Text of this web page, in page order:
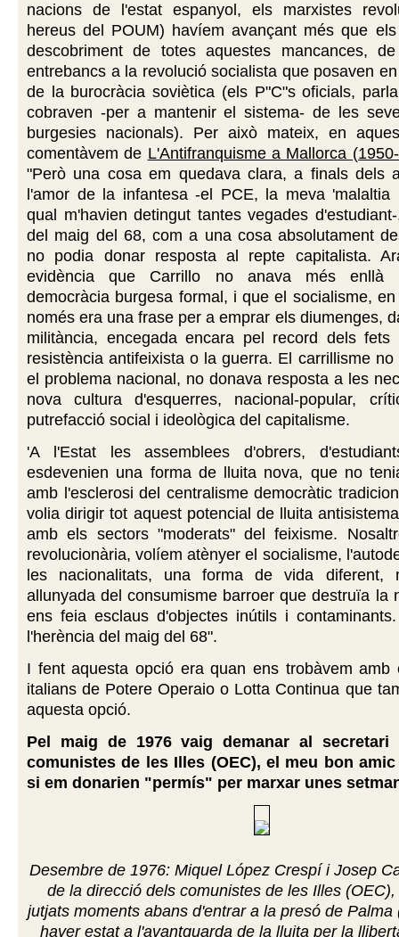
nacions de l'estat espanyol, els marxistes
hereus del POUM) havíem avançant més que
descobriment de totes aquestes mancances,
entrebancs a la revolució socialista que posaven
de la burocràcia soviètica (els P"C"s oficials,
cobraven -per a mantenir el sistema- de les
burgesies nacionals). Per això mateix, en
comentàvem de L'Antifranquisme a Mallorca
"Però una cosa em quedava clara, a finals dels
l'amor de la infantesa -el PCE, la meva 'malaltia
qual m'havien detingut tantes vegades
del maig del 68, com a una cosa absolutament
no podia donar resposta al repte capitalista.
evidència que Carrillo no anava més enllà
democràcia burgesa formal, i que el socialisme,
només era una frase per a emprar els diumenges,
militància, encegada encara pel record dels
resistència antifeixista o la guerra. El carrillisme no
el problema nacional, no donava resposta a les
nova cultura d'esquerres, nacional-popular,
putrefacció social i ideològica del capitalisme.
'A l'Estat les assemblees d'obrers,
esdevenien una forma de lluita nova, que no
amb l'esclerosi del centralisme democràtic
volia dirigir tot aquest potencial de lluita
amb els sectors "moderats" del feixisme.
revolucionària, volíem atènyer el socialisme,
les nacionalitats, una forma de vida diferent,
allunyada del consumisme barroer que destruïa la
ens feia esclaus d'objectes inútils i
l'herència del maig del 68".
I fent aquesta opció era quan ens trobàvem amb
italians de Potere Operaio o Lotta Continua que
aquesta opció.
Pel maig de 1976 vaig demanar al secretari
comunistes de les Illes (OEC), el meu bon
si em donarien "permís" per marxar unes
Desembre de 1976: Miquel López Crespí i Josep
de la direcció dels comunistes de les Illes
jutjats moments abans d'entrar a la presó de Palma
haver estat a l'avantguarda de la lluita per la